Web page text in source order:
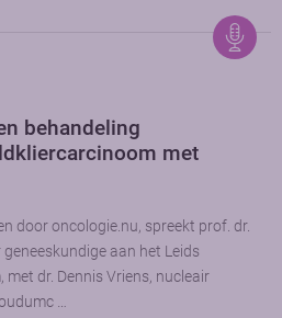
behandeling
met
door oncologie.nu, spreekt prof. dr.
geneeskundige aan het Leids
dr. Dennis Vriens, nucleair
…